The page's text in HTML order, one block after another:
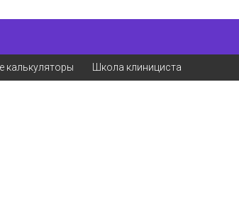
калькуляторы Школа клинициста